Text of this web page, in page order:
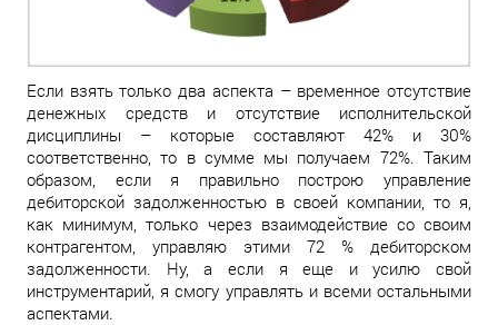
Если взять только два аспекта – временное отсутствие
денежных средств и отсутствие исполнительской
дисциплины – которые составляют 42% и 30%
соответственно, то в сумме мы получаем 72%. Таким
образом, если я правильно построю управление
дебиторской задолженностью в своей компании, то я,
как минимум, только через взаимодействие со своим
контрагентом, управляю этими 72 % дебиторском
задолженности. Ну, а если я еще и усилю свой
инструментарий, я смогу управлять и всеми остальными
аспектами.